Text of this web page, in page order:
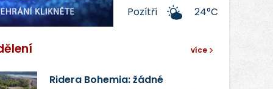
video
Pozítří
24°C
více
Ridera Bohemia: žádné